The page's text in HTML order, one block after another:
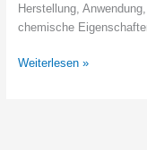
Herstellung,
chemische
CRUCIBLE
Weiterlesen »